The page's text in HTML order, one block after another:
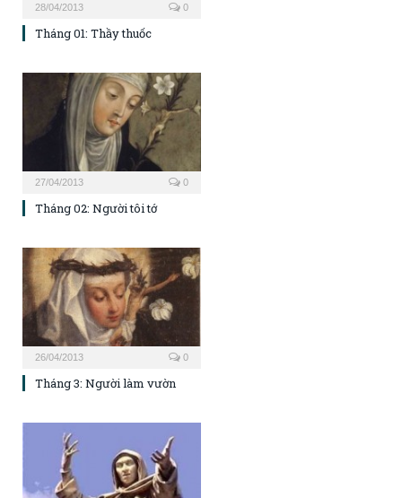
28/04/2013 0
Tháng 01: Thầy thuốc
27/04/2013 0
Tháng 02: Người tôi tớ
26/04/2013 0
Tháng 3: Người làm vườn